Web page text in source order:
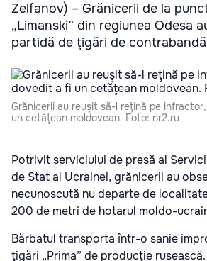
Zelfanov) – Grănicerii de la
„Limanski” din regiunea Odesa
partidă de ţigări de
Grănicerii au reuşit să-l reţină pe
un cetăţean moldovean. Foto: nr2.ru
Potrivit serviciului de presă al
de Stat al Ucrainei, grănicerii au
necunoscută nu departe de
200 de metri de hotarul moldo-
Bărbatul transporta într-o sanie
ţigări „Prima” de producţie